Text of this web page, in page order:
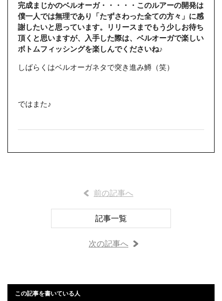
完成まじかのベルオーガ・・・・・このルアーの開発は
僕一人では無理であり「たずさわった全ての方々」に感
謝したいと思っています。リリースまでもう少しお待ち
頂くと思いますが、入手した際は、ベルオーガで楽しい
ボトムフィッシングを楽しんでくださいね♪
しばらくはベルオーガネタで突き進み鱒（笑）
ではまた♪
前の記事へ
記事一覧
次の記事へ
この記事を書いている人